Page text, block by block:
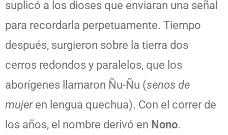
suplicó a los dioses que enviaran una señal
para recordarla perpetuamente. Tiempo
después, surgieron sobre la tierra dos
cerros redondos y paralelos, que los
aborígenes llamaron Ñu-Ñu (senos de
mujer en lengua quechua). Con el correr de
los años, el nombre derivó en Nono.